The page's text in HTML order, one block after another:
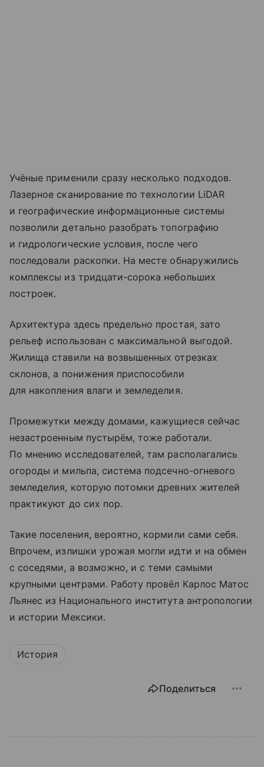
Учёные применили сразу несколько подходов.
Лазерное сканирование по технологии LiDAR
и географические информационные системы
позволили детально разобрать топографию
и гидрологические условия, после чего
последовали раскопки. На месте обнаружились
комплексы из тридцати-сорока небольших
построек.
Архитектура здесь предельно простая, зато
рельеф использован с максимальной выгодой.
Жилища ставили на возвышенных отрезках
склонов, а понижения приспособили
для накопления влаги и земледелия.
Промежутки между домами, кажущиеся сейчас
незастроенным пустырём, тоже работали.
По мнению исследователей, там располагались
огороды и мильпа, система подсечно-огневого
земледелия, которую потомки древних жителей
практикуют до сих пор.
Такие поселения, вероятно, кормили сами себя.
Впрочем, излишки урожая могли идти и на обмен
с соседями, а возможно, и с теми самыми
крупными центрами. Работу провёл Карлос Матос
Льянес из Национального института антропологии
и истории Мексики.
История
Поделиться